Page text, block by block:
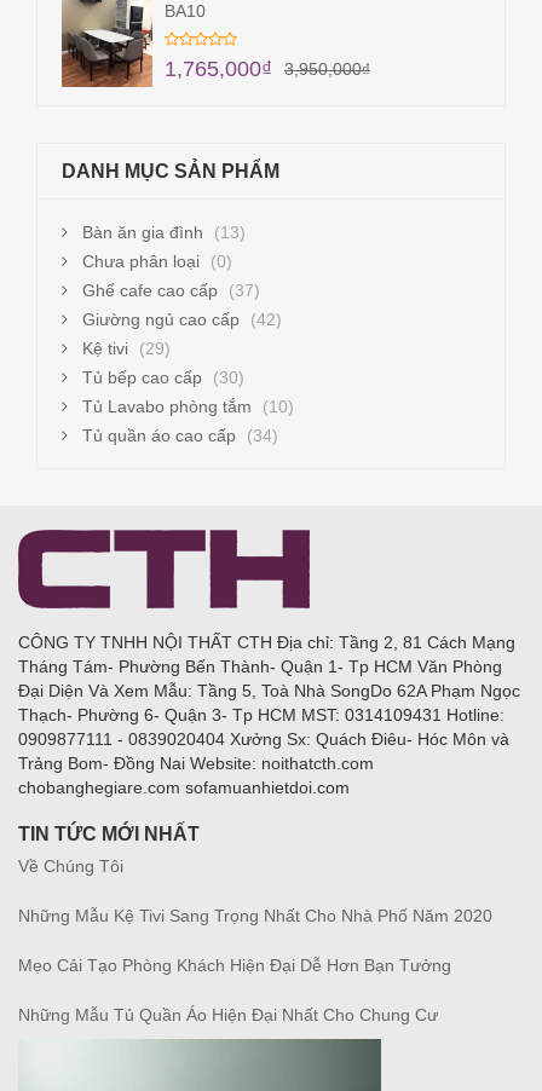
BA10
3,950,000₫
1,765,000₫
DANH MỤC SẢN PHẨM
Bàn ăn gia đình
(13)
Chưa phân loại
(0)
Ghế cafe cao cấp
(37)
Giường ngủ cao cấp
(42)
Kệ tivi
(29)
Tủ bếp cao cấp
(30)
Tủ Lavabo phòng tắm
(10)
Tủ quần áo cao cấp
(34)
CÔNG TY TNHH NỘI THẤT CTH Địa chỉ: Tầng 2, 81 Cách Mạng
Tháng Tám- Phường Bến Thành- Quận 1- Tp HCM Văn Phòng
Đại Diện Và Xem Mẫu: Tầng 5, Toà Nhà SongDo 62A Phạm Ngọc
Thạch- Phường 6- Quận 3- Tp HCM MST: 0314109431 Hotline:
0909877111 - 0839020404 Xưởng Sx: Quách Điêu- Hóc Môn và
Trảng Bom- Đồng Nai Website: noithatcth.com
chobanghegiare.com sofamuanhietdoi.com
TIN TỨC MỚI NHẤT
Về Chúng Tôi
Những Mẫu Kệ Tivi Sang Trọng Nhất Cho Nhà Phố Năm 2020
Mẹo Cải Tạo Phòng Khách Hiện Đại Dễ Hơn Bạn Tưởng
Những Mẫu Tủ Quần Áo Hiện Đại Nhất Cho Chung Cư